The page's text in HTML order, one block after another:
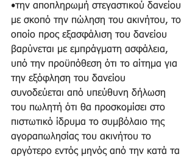
•την αποπληρωμή στεγαστικού δανείου
με σκοπό την πώληση του ακινήτου, το
οποίο προς εξασφάλιση του δανείου
βαρύνεται με εμπράγματη ασφάλεια,
υπό την προϋπόθεση ότι το αίτημα για
την εξόφληση του δανείου
συνοδεύεται από υπεύθυνη δήλωση
του πωλητή ότι θα προσκομίσει στο
πιστωτικό ίδρυμα το συμβόλαιο της
αγοραπωλησίας του ακινήτου το
αργότερο εντός μηνός από την κατά τα